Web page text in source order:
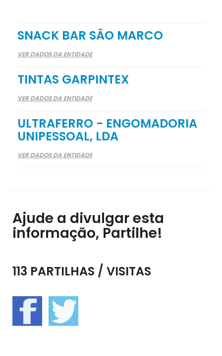
SNACK BAR SÃO MARCO
VER DADOS DA ENTIDADE
TINTAS GARPINTEX
VER DADOS DA ENTIDADE
ULTRAFERRO - ENGOMADORIA
UNIPESSOAL, LDA
VER DADOS DA ENTIDADE
Ajude a divulgar esta
informação, Partilhe!
113 PARTILHAS / VISITAS